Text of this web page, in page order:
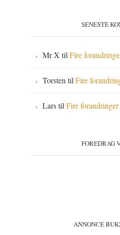
SENESTE
Mr X tilFire
Torsten tilFire
LarstilFire
FOREDRAG
ANNONCE